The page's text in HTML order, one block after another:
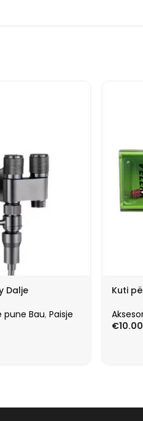
Dalje
pune Bau, Paisje
Kuti
€10.00